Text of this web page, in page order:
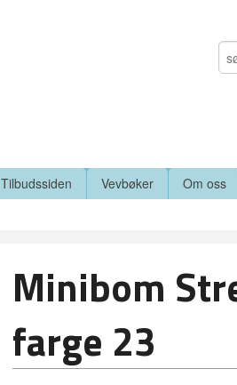
Tilbudssiden Vevbøker Om oss
Minibom
farge 23